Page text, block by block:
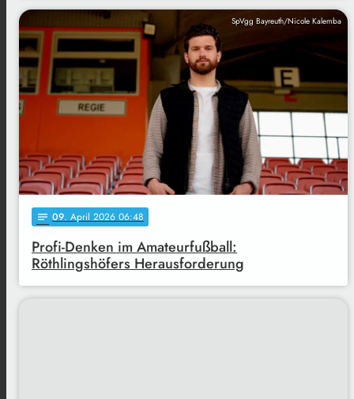
SpVgg Bayreuth/Nicole Kalemba
notes 09. April 2026 06:48
Profi-Denken im Amateurfußball:
Röthlingshöfers Herausforderung